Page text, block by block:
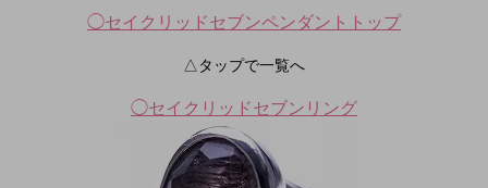
◯セイクリッドセブンペンダントトップ
△タップで一覧へ
◯セイクリッドセブンリング